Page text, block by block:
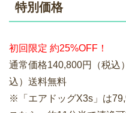
特別価格
初回限定 約25%OFF！
通常価格140,800円（税
込）送料無料
※「エアドッグX3s」は